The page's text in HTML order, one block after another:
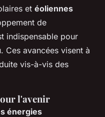
et éoliennes
de
indispensable pour
Ces avancées visent à
vis-à-vis des
l'avenir
énergies